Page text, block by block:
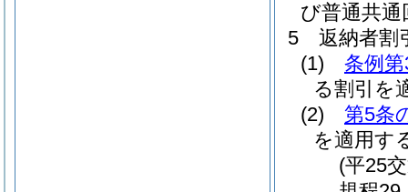
び普通共
5
返納者割
(1)
条例
る割引を
(2)
第5条
を適用す
(平25